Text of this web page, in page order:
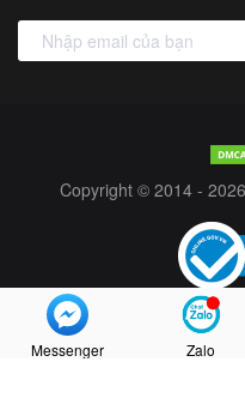
Copyright © 2014 -
Messenger Zalo